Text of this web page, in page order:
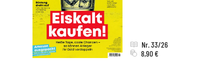
Nr. 33/26
8,90 €